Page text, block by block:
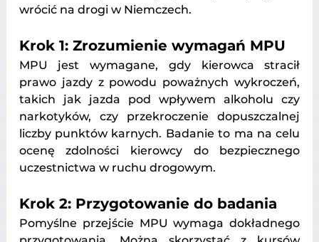
wrócić na drogi w Niemczech.
Krok 1: Zrozumienie wymagań MPU
MPU jest wymagane, gdy kierowca stracił
prawo jazdy z powodu poważnych wykroczeń,
takich jak jazda pod wpływem alkoholu czy
narkotyków, czy przekroczenie dopuszczalnej
liczby punktów karnych. Badanie to ma na celu
ocenę zdolności kierowcy do bezpiecznego
uczestnictwa w ruchu drogowym.
Krok 2: Przygotowanie do badania
Pomyślne przejście MPU wymaga dokładnego